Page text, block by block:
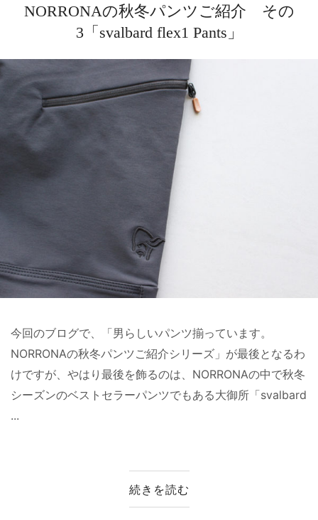
NORRONAの秋冬パンツご紹介 その
3「svalbard flex1 Pants」
今回のブログで、「男らしいパンツ揃っています。
NORRONAの秋冬パンツご紹介シリーズ」が最後となるわ
けですが、やはり最後を飾るのは、NORRONAの中で秋冬
シーズンのベストセラーパンツでもある大御所「svalbard
...
続きを読む